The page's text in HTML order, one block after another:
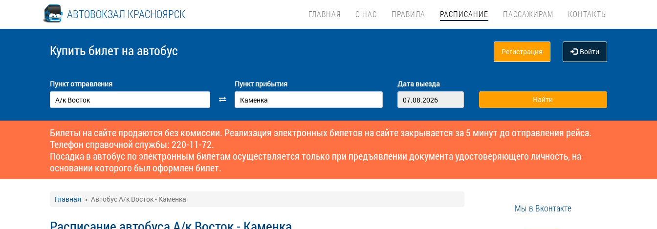
АВТОВОКЗАЛ КРАСНОЯРСК ГЛАВНАЯ О НАС ПРАВИЛА РАСПИСАНИЕ ПАССАЖИРАМ КОНТАКТЫ
Купить билет на автобус Регистрация Войти
Пункт отправления Пункт прибытия Дата выезда
Билеты на сайте продаются без комиссии. Реализация электронных билетов на сайте закрывается за 5 минут до отправления рейса.
Телефон справочной службы: 220-11-72.
Посадка в автобус по электронным билетам осуществляется только при предъявлении документа удостоверяющего личность, на
основании которого был оформлен билет.
Главная Автобус А/к Восток - Каменка
Мы в Вконтакте